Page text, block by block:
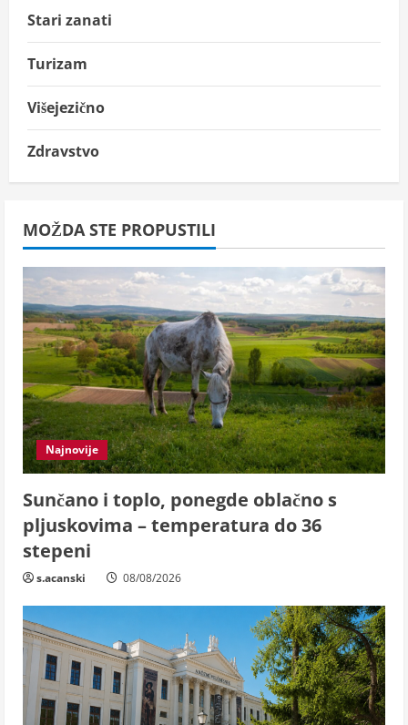
Stari zanati
Turizam
Višejezično
Zdravstvo
MOŽDA STE PROPUSTILI
Najnovije
Sunčano i toplo, ponegde oblačno s
pljuskovima – temperatura do 36
stepeni
s.acanski 08/08/2026